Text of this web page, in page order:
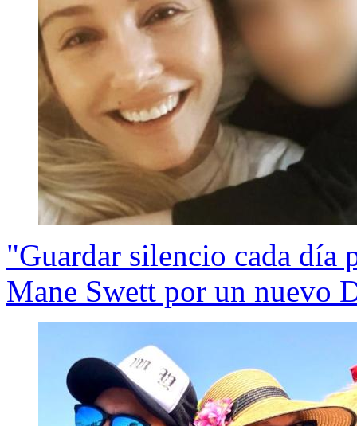
"Guardar silencio cada día
Mane Swett por un nuevo